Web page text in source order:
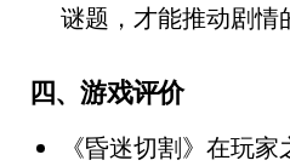
谜题，才能推动剧情
四、游戏评价
《昏迷切割》在玩